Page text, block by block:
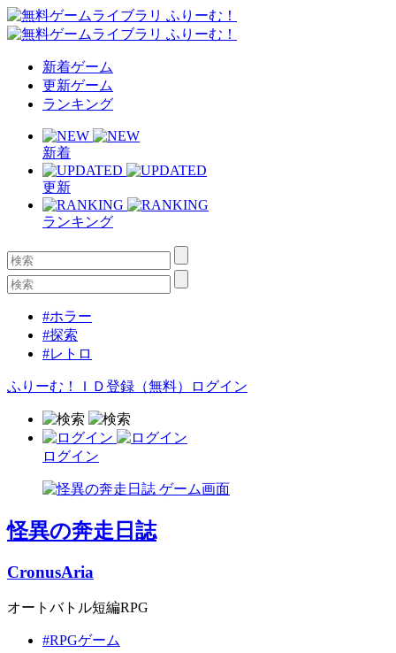
新着ゲーム
更新ゲーム
ランキング
新着
更新
ランキング
#ホラー
#探索
#レトロ
ふりーむ！ＩＤ登録（無料） ログイン
ログイン
怪異の奔走日誌
CronusAria
オートバトル短編RPG
#RPGゲーム